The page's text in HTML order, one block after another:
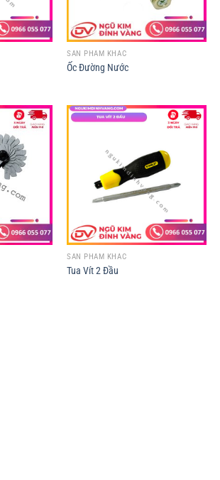
SẢN PHẨM KHÁC
Ốc Đường Nước
SẢN PHẨM KHÁC
Tua Vít 2 Đầu